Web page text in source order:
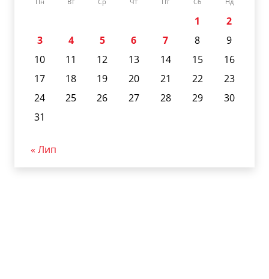
1
2
3
4 5 6 7 8
9
10
11 12 13 14 15
16
17
18 19 20 21 22
23
24
25 26 27 28 29
30
31
« Лип